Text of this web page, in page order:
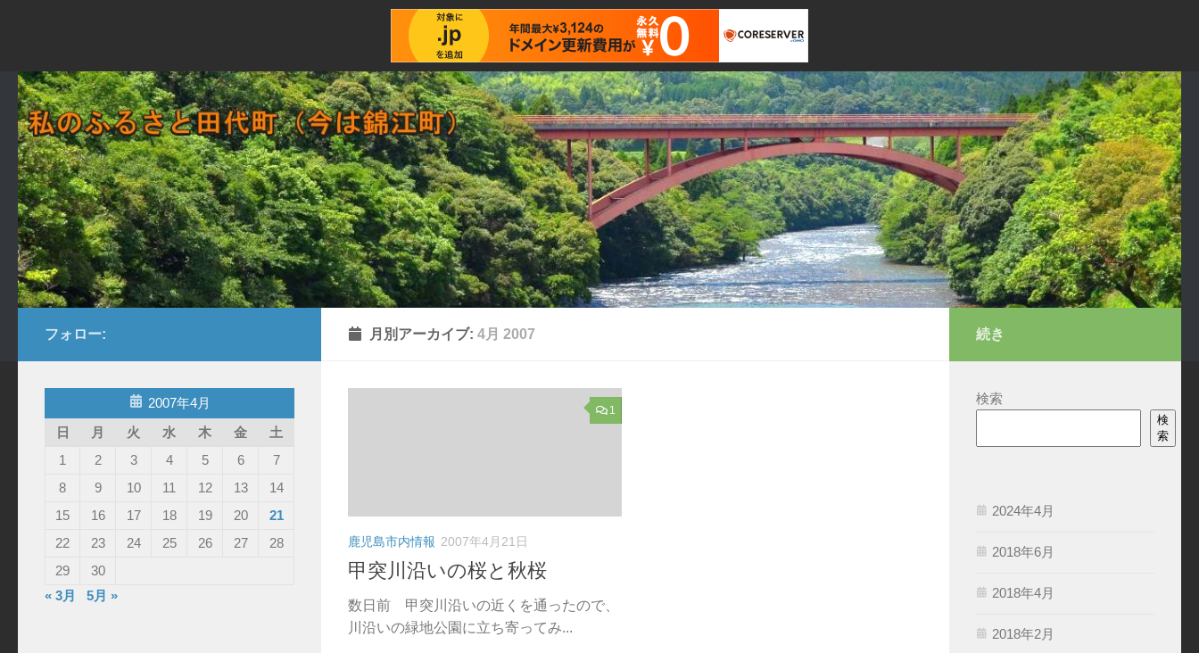
月別アーカイブ: 4月 2007
1
鹿児島市内情報 2007年4月21日
甲突川沿いの桜と秋桜
数日前 甲突川沿いの近くを通ったので、
川沿いの緑地公園に立ち寄ってみ...
フォロー:
2007年4月
日
月 火 水 木 金
土
1
2 3 4 5 6
7
8
9 10 11 12 13
14
15
16 17 18 19 20
21
22
23 24 25 26 27
28
29
30
« 3月
5月 »
続き
検索
検
索
2024年4月
2018年6月
2018年4月
2018年2月